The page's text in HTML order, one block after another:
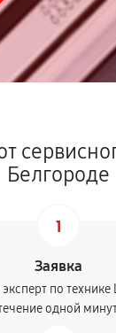
Белгороде
1
Заявка
по
одной